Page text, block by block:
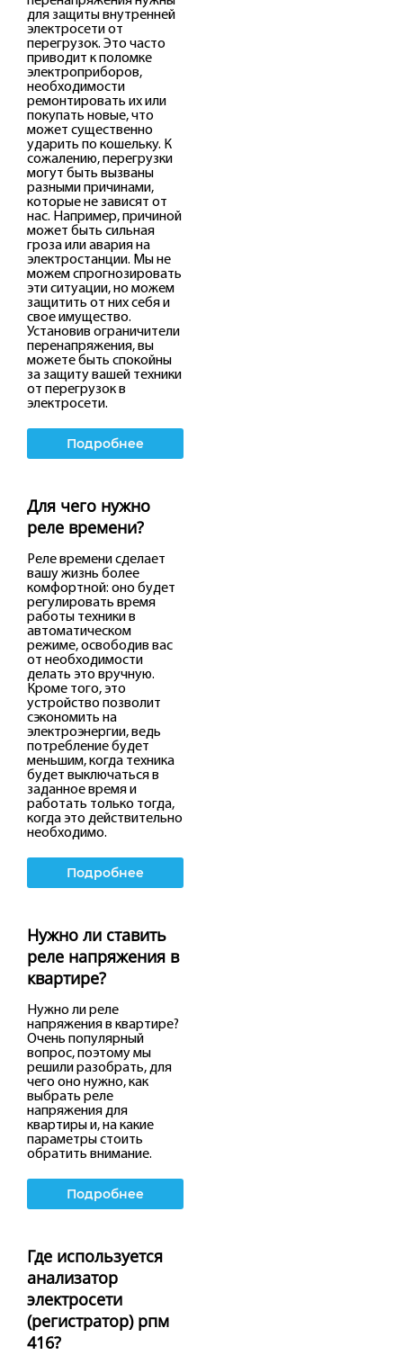
для защиты внутренней
электросети от
перегрузок. Это часто
приводит к поломке
электроприборов,
необходимости
ремонтировать их или
покупать новые, что
может существенно
ударить по кошельку. К
сожалению, перегрузки
могут быть вызваны
разными причинами,
которые не зависят от
нас. Например, причиной
может быть сильная
гроза или авария на
электростанции. Мы не
можем спрогнозировать
эти ситуации, но можем
защитить от них себя и
свое имущество.
Установив ограничители
перенапряжения, вы
можете быть спокойны
за защиту вашей техники
от перегрузок в
электросети.
Подробнее
Для чего нужно
реле времени?
Реле времени сделает
вашу жизнь более
комфортной: оно будет
регулировать время
работы техники в
автоматическом
режиме, освободив вас
от необходимости
делать это вручную.
Кроме того, это
устройство позволит
сэкономить на
электроэнергии, ведь
потребление будет
меньшим, когда техника
будет выключаться в
заданное время и
работать только тогда,
когда это действительно
необходимо.
Подробнее
Нужно ли ставить
реле напряжения в
квартире?
Нужно ли реле
напряжения в квартире?
Очень популярный
вопрос, поэтому мы
решили разобрать, для
чего оно нужно, как
выбрать реле
напряжения для
квартиры и, на какие
параметры стоить
обратить внимание.
Подробнее
Где используется
анализатор
электросети
(регистратор) рпм
416?